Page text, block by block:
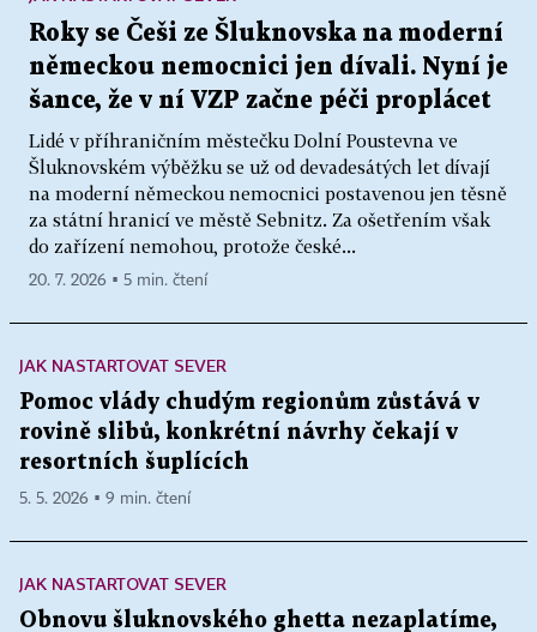
Roky se Češi ze Šluknovska na moderní
německou nemocnici jen dívali. Nyní je
šance, že v ní VZP začne péči proplácet
Lidé v příhraničním městečku Dolní Poustevna ve
Šluknovském výběžku se už od devadesátých let dívají
na moderní německou nemocnici postavenou jen těsně
za státní hranicí ve městě Sebnitz. Za ošetřením však
do zařízení nemohou, protože české...
20. 7. 2026 ▪ 5 min. čtení
JAK NASTARTOVAT SEVER
Pomoc vlády chudým regionům zůstává v
rovině slibů, konkrétní návrhy čekají v
resortních šuplících
5. 5. 2026 ▪ 9 min. čtení
JAK NASTARTOVAT SEVER
Obnovu šluknovského ghetta nezaplatíme,